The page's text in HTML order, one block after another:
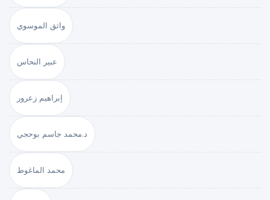
واثق الموسوي
عبير النحاس
إبراهيم زعرور
د.محمد جاسم بوحجي
محمد الماغوط